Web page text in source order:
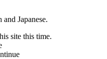
Japanese.
site this time.